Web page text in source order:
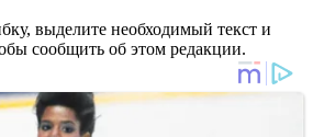
выделите необходимый текст и
сообщить об этом редакции.